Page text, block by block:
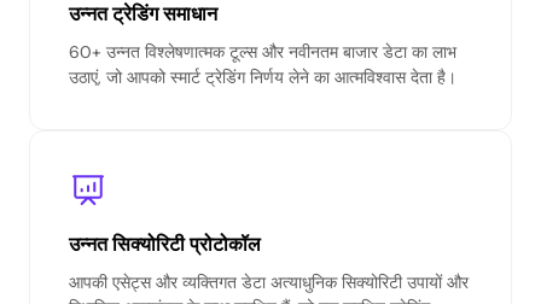
उन्नत ट्रेडिंग समाधान
60+ उन्नत विश्लेषणात्मक टूल्स और नवीनतम बाजार डेटा का लाभ
उठाएं, जो आपको स्मार्ट ट्रेडिंग निर्णय लेने का आत्मविश्वास देता है।
उन्नत सिक्योरिटी प्रोटोकॉल
आपकी एसेट्स और व्यक्तिगत डेटा अत्याधुनिक सिक्योरिटी उपायों और